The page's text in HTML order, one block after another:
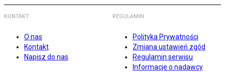
KONTAKT
O nas
Kontakt
Napisz do nas
REGULAMIN
Polityka Prywatności
Zmiana ustawień zgód
Regulamin serwisu
Informacje o nadawcy